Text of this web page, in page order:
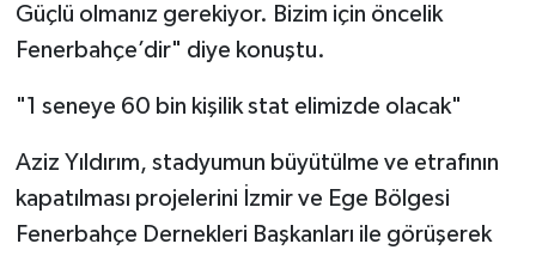
Güçlü olmanız gerekiyor. Bizim için öncelik
Fenerbahçe’dir" diye konuştu.
"1 seneye 60 bin kişilik stat elimizde olacak"
Aziz Yıldırım, stadyumun büyütülme ve etrafının
kapatılması projelerini İzmir ve Ege Bölgesi
Fenerbahçe Dernekleri Başkanları ile görüşerek